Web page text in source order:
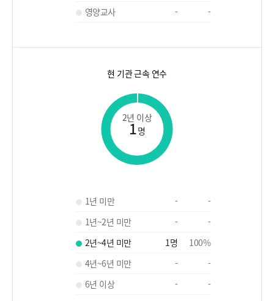
영양교사
- -
현 기관 근속 연수
2년 이상
1명
1년 미만 -
-
1년~2년 미만
-
-
2년~4년 미만
1명 100%
4년~6년 미만
-
-
6년 이상
- -